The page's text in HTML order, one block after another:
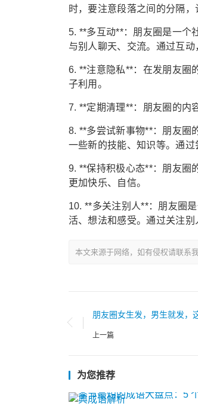
时，要注意段落之间的分隔，
5. **多互动**：朋友圈是一个
与别人聊天、交流。通过互
6. **注意隐私**：在发朋友圈
子利用。
7. **定期清理**：朋友圈的内
8. **多尝试新事物**：朋友圈
一些新的技能、知识等。通过
9. **保持积极心态**：朋友圈
更加快乐、自信。
10. **多关注别人**：朋友圈
活、想法和感受。通过关注
本文来源于网络，如有侵权请联系我
朋友圈女生发，男生就发，
上一篇
为您推荐